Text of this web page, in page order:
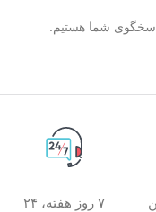
۷ روز هفته، ۲۴